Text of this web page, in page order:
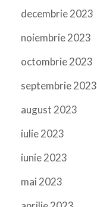
decembrie 2023
noiembrie 2023
octombrie 2023
septembrie 2023
august 2023
iulie 2023
iunie 2023
mai 2023